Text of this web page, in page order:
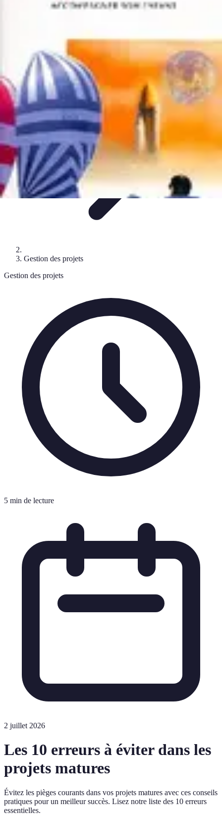
Projets Matures
Projets Matures
Gestion des projets
Gestion des projets
5 min de lecture
2 juillet 2026
Les 10 erreurs à éviter dans les
projets matures
Évitez les pièges courants dans vos projets matures avec ces conseils
pratiques pour un meilleur succès. Lisez notre liste des 10 erreurs
essentielles.